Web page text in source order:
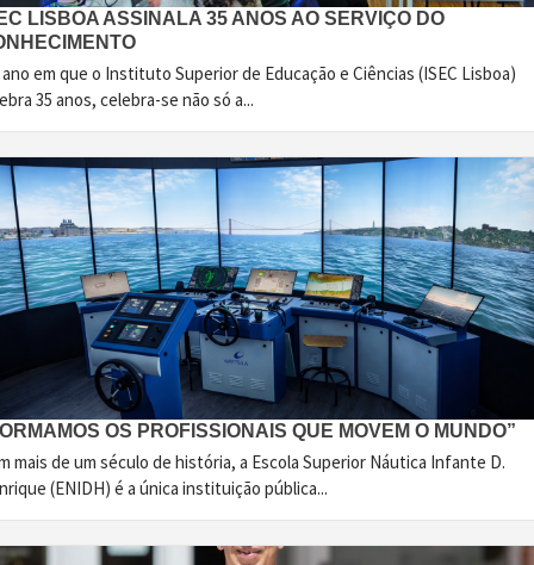
LISBOA ASSINALA 35 ANOS AO SERVIÇO DO
em que o Instituto Superior de Educação e Ciências (ISEC Lisboa)
35 anos, celebra-se não só a...
OS PROFISSIONAIS QUE MOVEM O MUNDO”
mais de um século de história, a Escola Superior Náutica Infante D.
(ENIDH) é a única instituição pública...